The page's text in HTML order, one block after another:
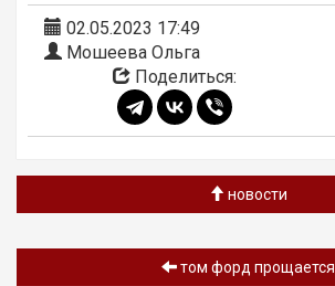
02.05.2023 17:49
Мошеева Ольга
Поделиться:
новости
том форд прощается